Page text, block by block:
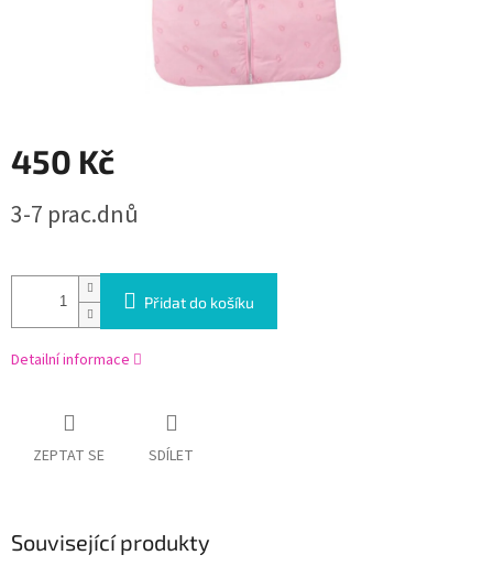
450 Kč
cena:
3-7 prac.dnů
Přidat do košíku
Detailní informace
ZEPTAT SE SDÍLET
Související produkty